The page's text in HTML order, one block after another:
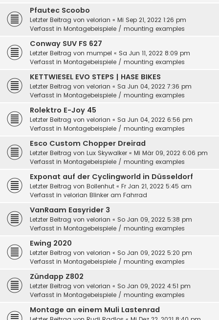
Pfautec Scoobo
Letzter Beitrag von velorian « Mi Sep 21, 2022 1:26 pm
Verfasst in Montagebeispiele / mounting examples
Conway SUV FS 627
Letzter Beitrag von mumpel « Sa Jun 11, 2022 8:09 pm
Verfasst in Montagebeispiele / mounting examples
KETTWIESEL EVO STEPS | HASE BIKES
Letzter Beitrag von velorian « Sa Jun 04, 2022 7:36 pm
Verfasst in Montagebeispiele / mounting examples
Rolektro E-Joy 45
Letzter Beitrag von velorian « Sa Jun 04, 2022 6:56 pm
Verfasst in Montagebeispiele / mounting examples
Esco Custom Chopper Dreirad
Letzter Beitrag von Lux Skywalker « Mi Mär 09, 2022 6:06 pm
Verfasst in Montagebeispiele / mounting examples
Exponat auf der Cyclingworld in Düsseldorf
Letzter Beitrag von Bollenhut « Fr Jan 21, 2022 5:45 am
Verfasst in velorian Blinker am Fahrrad
VanRaam Easyrider 3
Letzter Beitrag von velorian « So Jan 09, 2022 5:38 pm
Verfasst in Montagebeispiele / mounting examples
Ewing 2020
Letzter Beitrag von velorian « So Jan 09, 2022 5:20 pm
Verfasst in Montagebeispiele / mounting examples
Zündapp Z802
Letzter Beitrag von velorian « So Jan 09, 2022 4:51 pm
Verfasst in Montagebeispiele / mounting examples
Montage an einem Muli Lastenrad